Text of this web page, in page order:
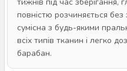
повністю розчиняється
сумісна з будь-якими
всіх типів тканин і легко
барабан.